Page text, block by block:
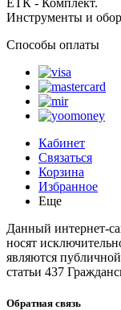
Инструменты и
Способы оплаты
Кабинет
Связаться
Корзина
Избранное
Еще
Данный интернет-
носят
являются
статьи 437
Обратная связь